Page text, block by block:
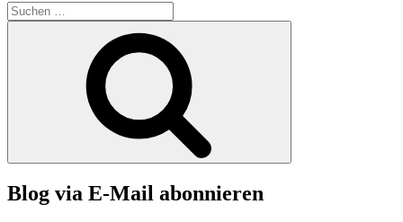
ein
frohes
Fest
!!!“
Suchen
nach:
Blog via E-Mail abonnieren